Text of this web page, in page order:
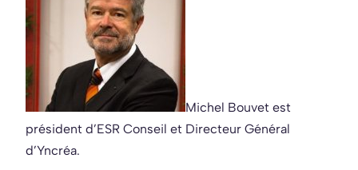
Michel Bouvet est
président d’ESR Conseil et Directeur Général
d’Yncréa.